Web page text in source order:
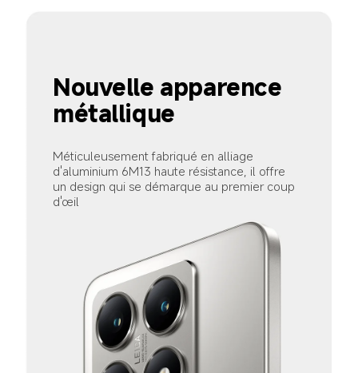
Nouvelle apparence
métallique
Méticuleusement fabriqué en alliage
d'aluminium 6M13 haute résistance, il offre
un design qui se démarque au premier coup
d'œil